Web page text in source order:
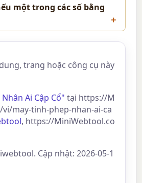
một trong các số bằng
trang hoặc công cụ này
Ai Cập Cổ" tại https://M
may-tinh-phep-nhan-ai-ca
, https://MiniWebtool.co
Cập nhật: 2026-05-1